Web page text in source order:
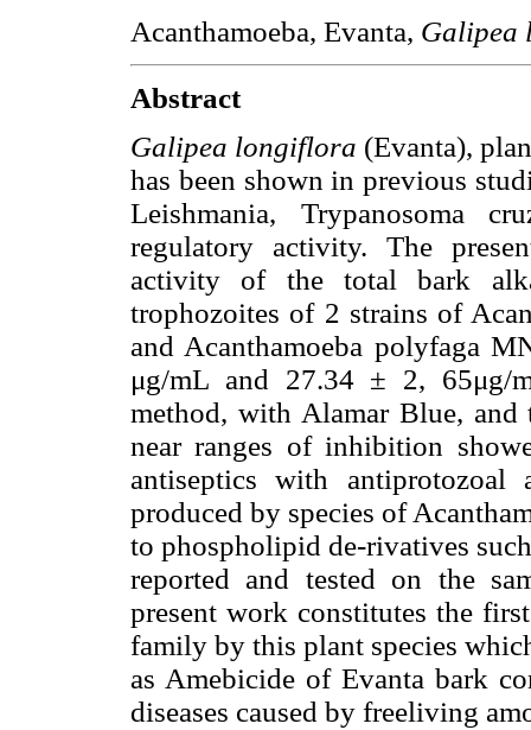
Acanthamoeba, Evanta,
Abstract
Galipea longiflora (Evanta),
has been shown in previous
Leishmania, Trypanosoma
regulatory activity. The
activity of the total bark
trophozoites of 2 strains of
and Acanthamoeba polyfaga
μg/mL and 27.34 ± 2, 65μg/
method, with Alamar Blue, and
near ranges of inhibition
antiseptics with
produced by species of
to phospholipid de-rivatives
reported and tested on the
present work constitutes the
family by this plant species
as Amebicide of Evanta bark
diseases caused by freeliving